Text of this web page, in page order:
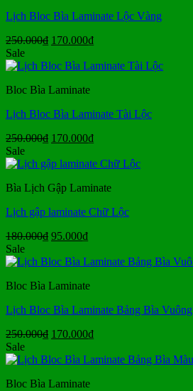
Lịch Bloc Bìa Laminate Lộc Vàng
250.000₫ Giá
là:
170.000₫Giá
tại
Sale
Bloc Bìa Laminate
Lịch Bloc Bìa Laminate Tài Lộc
250.000₫ Giá
là:
170.000₫Giá
tại
170.000₫.
Sale
Bìa Lịch Gập Laminate
Lịch gập laminate Chữ Lộc
180.000₫ Giá
là:
95.000₫Giá
tại
95.000₫.
Sale
Bloc Bìa Laminate
Lịch Bloc Bìa Laminate Bảng Bìa Vuông
250.000₫ Giá
là:
170.000₫Giá
tại
Sale
Bloc Bìa Laminate